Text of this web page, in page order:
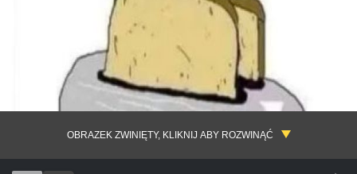
OBRAZEK ZWINIĘTY, KLIKNIJ ABY ROZWINĄĆ